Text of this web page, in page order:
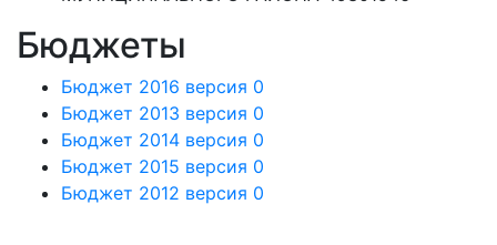
Бюджеты
Бюджет 2016 версия 0
Бюджет 2013 версия 0
Бюджет 2014 версия 0
Бюджет 2015 версия 0
Бюджет 2012 версия 0